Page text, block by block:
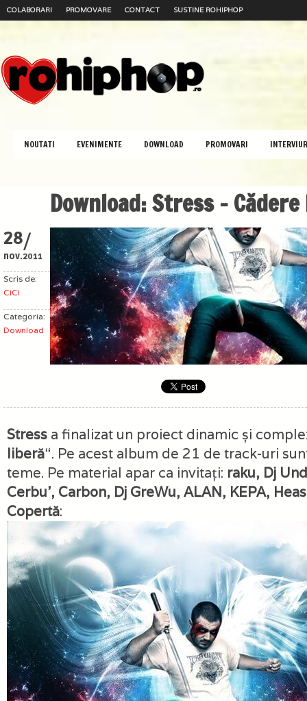
COLABORARI PROMOVARE CONTACT SUSTINE ROHIPHOP
NOUTATI EVENIMENTE DOWNLOAD PROMOVARI
Download: Stress –
28/
nov.2011
Scris de:
CiCi
Categoria:
Download
Stress a finalizat un proiect dinamic și
liberă“. Pe acest album de 21 de track-uri
teme. Pe material apar ca invitați: raku, Dj
Cerbu’, Carbon, Dj GreWu, ALAN, KEPA,
Copertă: